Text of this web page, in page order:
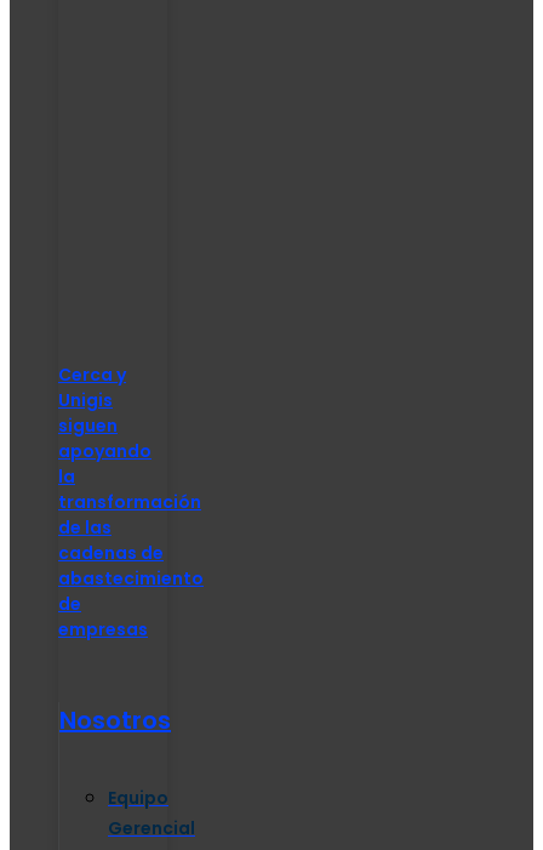
Cerca y
Unigis
siguen
apoyando
la
transformación
de las
cadenas de
abastecimiento
de
empresas
Nosotros
Equipo
Gerencial